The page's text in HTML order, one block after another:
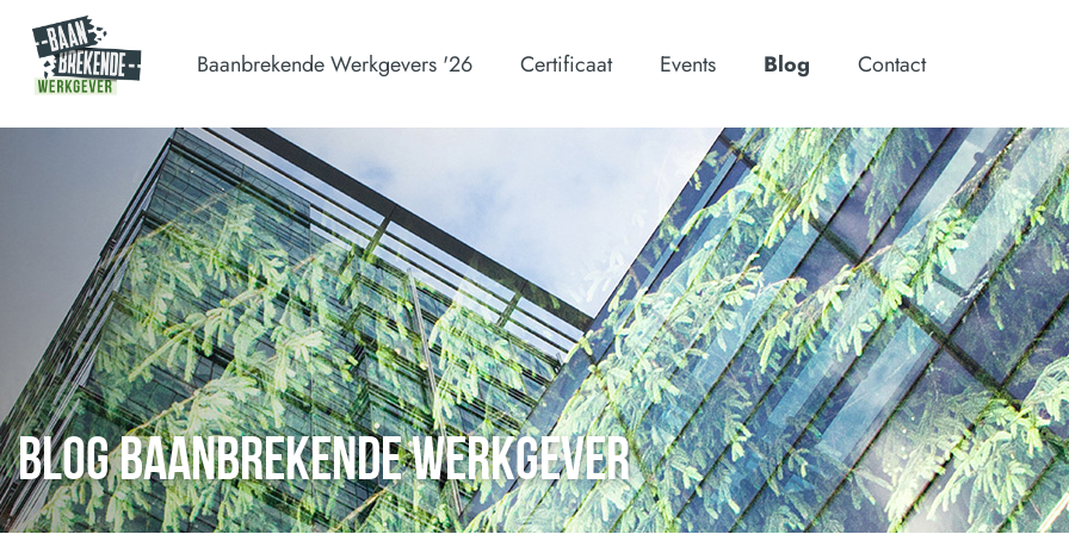
Baanbrekende Werkgevers '26 Certificaat Events Blog Contact
BLOG BAANBREKENDE WERKGEVER